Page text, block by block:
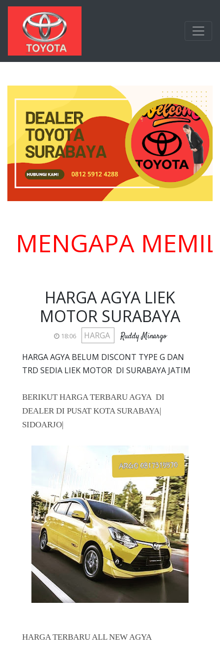
Langsung ke konten utama
MEMILIH
HARGA AGYA LIEK
MOTOR SURABAYA
18:06 HARGA Ruddy Minargo
HARGA AGYA BELUM DISCONT TYPE G DAN
TRD SEDIA LIEK MOTOR DI SURABAYA JATIM
BERIKUT HARGA TERBARU AGYA DI
DEALER DI PUSAT KOTA SURABAYA|
SIDOARJO|
HARGA TERBARU ALL NEW AGYA